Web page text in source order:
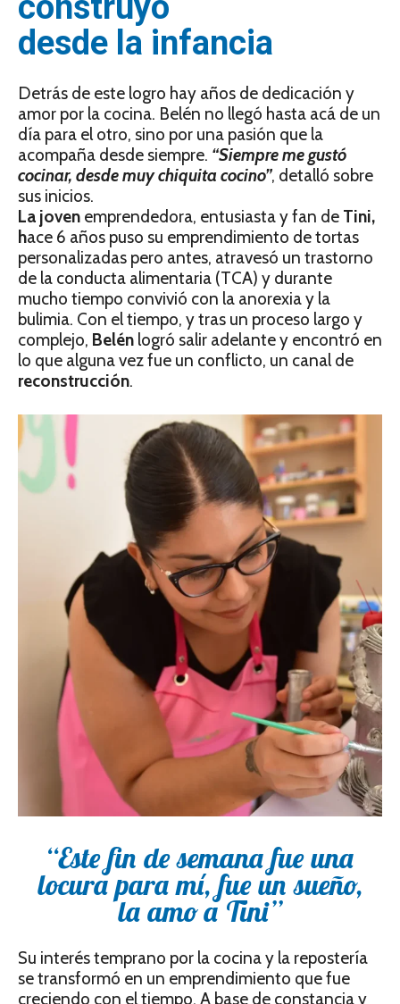
desde la infancia
Detrás de este logro hay años de dedicación y
amor por la cocina. Belén no llegó hasta acá de un
día para el otro, sino por una pasión que la
acompaña desde siempre. “Siempre me gustó
cocinar, desde muy chiquita cocino”, detalló sobre
sus inicios.
La joven emprendedora, entusiasta y fan de Tini,
hace 6 años puso su emprendimiento de tortas
personalizadas pero antes, atravesó un trastorno
de la conducta alimentaria (TCA) y durante
mucho tiempo convivió con la anorexia y la
bulimia. Con el tiempo, y tras un proceso largo y
complejo, Belén logró salir adelante y encontró en
lo que alguna vez fue un conflicto, un canal de
reconstrucción.
“Este fin de semana fue una
locura para mí, fue un sueño,
la amo a Tini”
Su interés temprano por la cocina y la repostería
se transformó en un emprendimiento que fue
creciendo con el tiempo. A base de constancia y